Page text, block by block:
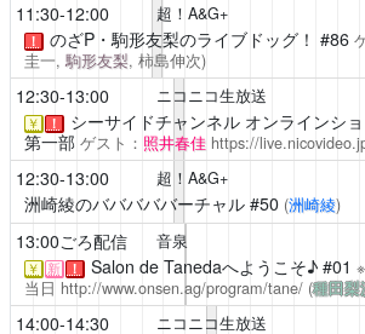
11:30-12:00 超！A&G+
！ のざP・駒形友梨のライブドッグ！ #86
圭一, 駒形友梨, 柿島伸次)
12:30-13:00 ニコニコ生放送
￥ ！ シーサイドチャンネルオンラインシ
第一部 ゲスト： 照井春佳 https://
12:30-13:00 超！A&G+
洲崎綾のバババババーチャル#50 (洲崎綾)
13:00ごろ配信 音泉
￥ 新 ！ Salon de Tanedaへようこそ♪#01
当日 http://www.onsen.ag/program/tane/ (種田梨
14:00-14:30 ニコニコ生放送